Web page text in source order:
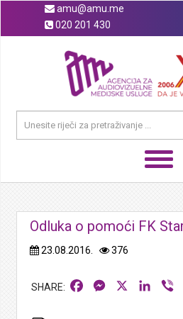
amu@amu.me
020 201 430
Odluka o pomoći FK
23.08.2016. 376
FacebookMessenger